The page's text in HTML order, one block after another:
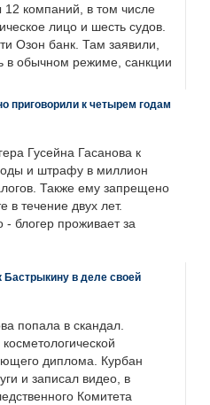
компаний, в том числе
лицо и шесть судов.
Озон банк. Там заявили,
в обычном режиме, санкции
приговорили к четырем годам
Гусейна Гасанова к
и штрафу в миллион
Также ему запрещено
в течение двух лет.
блогер проживает за
в деле своей
попала в скандал.
диплома. Курбан
и записал видео, в
Комитета